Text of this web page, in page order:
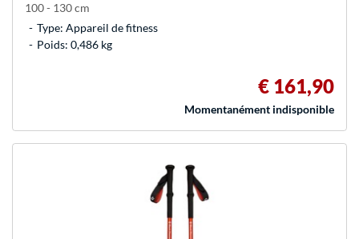
100 - 130 cm
Type: Appareil de fitness
Poids: 0,486 kg
€ 161,90
Momentanément indisponible